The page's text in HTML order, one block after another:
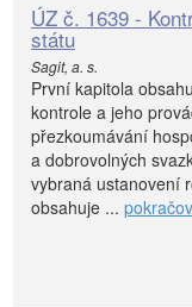
ÚZ č. 1639 -
státu
Sagit, a. s.
První kapitola
kontrole a jeho
přezkoumávání
a dobrovolných
vybraná ustanovení
obsahuje ...